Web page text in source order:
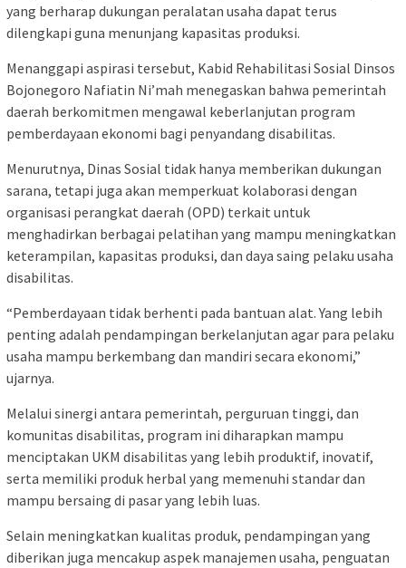
yang berharap dukungan peralatan usaha dapat terus
dilengkapi guna menunjang kapasitas produksi.
Menanggapi aspirasi tersebut, Kabid Rehabilitasi Sosial Dinsos
Bojonegoro Nafiatin Ni’mah menegaskan bahwa pemerintah
daerah berkomitmen mengawal keberlanjutan program
pemberdayaan ekonomi bagi penyandang disabilitas.
Menurutnya, Dinas Sosial tidak hanya memberikan dukungan
sarana, tetapi juga akan memperkuat kolaborasi dengan
organisasi perangkat daerah (OPD) terkait untuk
menghadirkan berbagai pelatihan yang mampu meningkatkan
keterampilan, kapasitas produksi, dan daya saing pelaku usaha
disabilitas.
“Pemberdayaan tidak berhenti pada bantuan alat. Yang lebih
penting adalah pendampingan berkelanjutan agar para pelaku
usaha mampu berkembang dan mandiri secara ekonomi,”
ujarnya.
Melalui sinergi antara pemerintah, perguruan tinggi, dan
komunitas disabilitas, program ini diharapkan mampu
menciptakan UKM disabilitas yang lebih produktif, inovatif,
serta memiliki produk herbal yang memenuhi standar dan
mampu bersaing di pasar yang lebih luas.
Selain meningkatkan kualitas produk, pendampingan yang
diberikan juga mencakup aspek manajemen usaha, penguatan